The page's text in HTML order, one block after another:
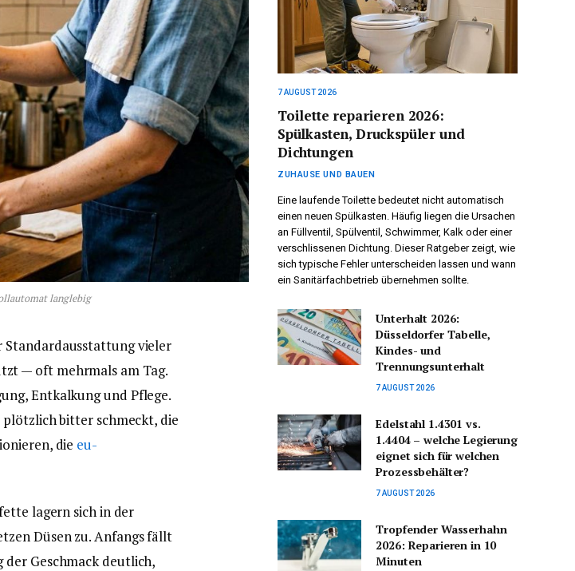
langlebig
Standardausstattung vieler
— oft mehrmals am Tag.
Entkalkung und Pflege.
plötzlich bitter schmeckt, die
die eu-
lagern sich in der
Düsen zu. Anfangs fällt
Geschmack deutlich,
7 AUGUST 2026
Toilette reparieren 2026:
Spülkasten, Druckspüler und
Dichtungen
ZUHAUSE UND BAUEN
Eine laufende Toilette bedeutet nicht automatisch
einen neuen Spülkasten. Häufig liegen die Ursachen
an Füllventil, Spülventil, Schwimmer, Kalk oder einer
verschlissenen Dichtung. Dieser Ratgeber zeigt, wie
sich typische Fehler unterscheiden lassen und wann
ein Sanitärfachbetrieb übernehmen sollte.
Unterhalt 2026:
Düsseldorfer Tabelle,
Kindes- und
Trennungsunterhalt
7 AUGUST 2026
Edelstahl 1.4301 vs.
1.4404 – welche Legierung
eignet sich für welchen
Prozessbehälter?
7 AUGUST 2026
Tropfender Wasserhahn
2026: Reparieren in 10
Minuten